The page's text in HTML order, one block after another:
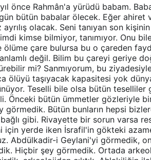
önce Rahmân'a yürüdü babam.
bütün babalar ölecek. Eğer
olacak. Seni tanıyan son
kimse bilmiyor, tanımıyor. Onu
ölüme çare bulursa bu o çareden
değil. Bilim bu çareyi geriye
mi? Sanmıyorum, bu
ölüyü taşıyacak kapasitesi yok
Teselli bile olsa bütün teselliler
Önceki bütün ümmetler gözleriyle
görmedik. Bütün bunların hepsi
gibi. Rivayette bir sorun varsa
için yerde iken İsrafil'in gökteki
Abdülkadir-i Geylani'yi görmedik,
Hiçbir şey görmedik. Ortada